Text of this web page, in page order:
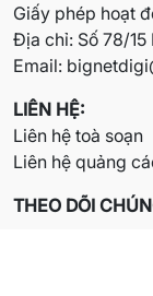
Giấy phép hoạt
Địa chỉ: Số 78/15
Email:
LIÊN HỆ:
Liên hệ toà soạn
Liên hệ quảng
THEO DÕI